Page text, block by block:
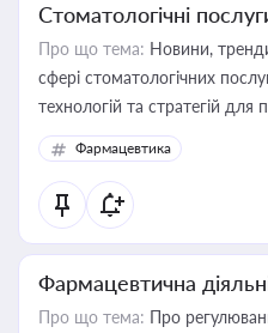
Стоматологічні
Про що тема: Новини,
сфері стоматологічних
технологій та
Фармацевтика
Фармацевтична
Про що тема: Про